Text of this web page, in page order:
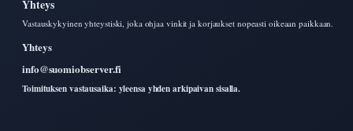
Yhteys
Vastauskykyinen yhteystiski, joka ohjaa vinkit ja korjaukset nopeasti oikeaan paikkaan.
Yhteys
info@suomiobserver.fi
Toimituksen vastausaika: yleensa yhden arkipaivan sisalla.